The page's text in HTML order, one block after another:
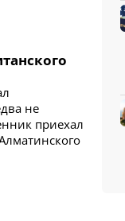
не
приехал